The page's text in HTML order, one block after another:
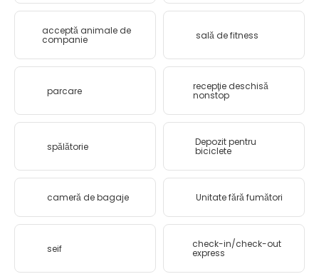
acceptă animale de
companie sală de fitness
parcare recepţie deschisă
nonstop
spălătorie Depozit pentru
biciclete
cameră de bagaje Unitate fără fumători
seif check-in/check-out
express